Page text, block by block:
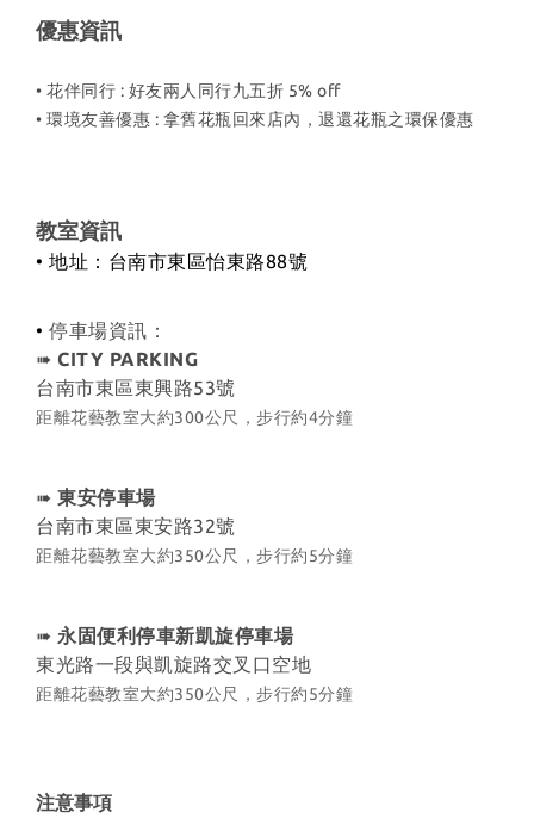
優惠資訊
• 花伴同行 : 好友兩人同行九五折 5% off
• 環境友善優惠 : 拿舊花瓶回來店內 ，退還花瓶之環保優惠
教室資訊
• 地址：台南市東區怡東路88號
• 停車場資訊：
➠ CITY PARKING
台南市東區東興路53號
距離花藝教室大約300公尺，步行約4分鐘
➠ 東安停車場
台南市東區東安路32號
距離花藝教室大約350公尺，步行約5分鐘
➠ 永固便利停車新凱旋停車場
東光路一段與凱旋路交叉口空地
距離花藝教室大約350公尺，步行約5分鐘
注意事項